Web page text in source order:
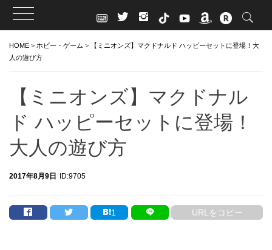
HOME > ホビー・ゲーム >
【ミニオンズ】マクドナルド ハッピーセットに登場！大
人の遊び方
【ミニオンズ】マクドナル
ド ハッピーセットに登場！
大人の遊び方
2017年8月9日 ID:9705
1 URLをコピー